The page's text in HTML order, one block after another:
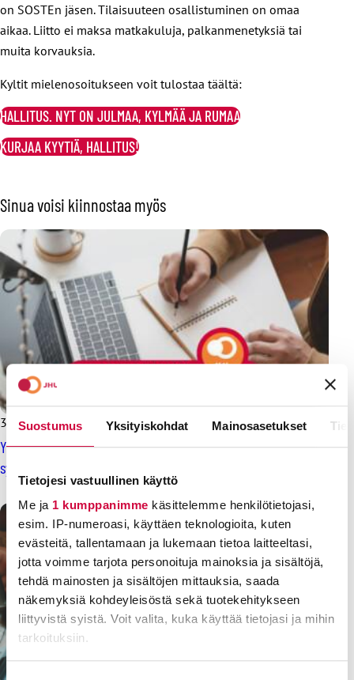
Suostumus Yksityiskohdat Mainosasetukset
Tietojesi vastuullinen käyttö
Me ja 1 kumppanimme käsittelemme henkilötietojasi,
esim. IP-numeroasi, käyttäen teknologioita, kuten
evästeitä, tallentamaan ja lukemaan tietoa laitteeltasi,
jotta voimme tarjota personoituja mainoksia ja sisältöjä,
tehdä mainosten ja sisältöjen mittauksia, saada
näkemyksiä kohdeyleisöstä sekä tuotekehitykseen
liittyvistä syistä. Voit valita, kuka käyttää tietojasi ja mihin
tarkoituksiin.
on SOSTEn jäsen. Tilaisuuteen osallistuminen on omaa
aikaa. Liitto ei maksa matkakuluja, palkanmenetyksiä tai
muita korvauksia.
Kyltit mielenosoitukseen voit tulostaa täältä:
HALLITUS. NYT ON JULMAA, KYLMÄÄ JA RUMAA
KURJAA KYYTIÄ, HALLITUS!
Sinua voisi kiinnostaa myös
31.3.2026Uutiset
Yksityisen opetusalan ja aikuiskoulutuskeskusten työehdoista
syntyi tulos